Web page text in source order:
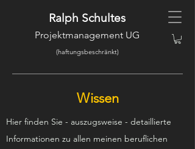
Ralph Schultes
Projektmanagement UG
(haftungsbeschränkt)
Wissen
Hier finden Sie - auszugsweise - detaillierte
Informationen zu allen meinen beruflichen